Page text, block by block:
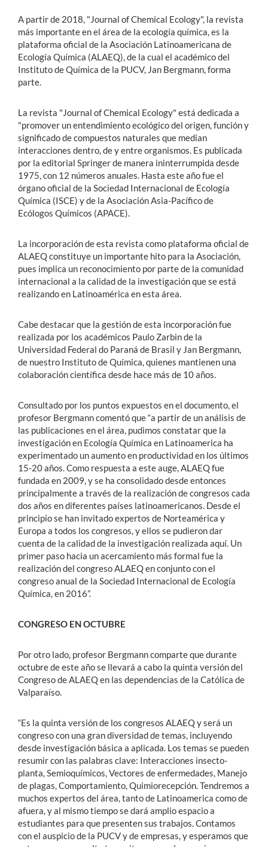
A partir de 2018, "Journal of Chemical Ecology", la revista
más importante en el área de la ecología química, es la
plataforma oficial de la Asociación Latinoamericana de
Ecología Química (ALAEQ), de la cual el académico del
Instituto de Química de la PUCV, Jan Bergmann, forma
parte.
La revista "Journal of Chemical Ecology" está dedicada a
"promover un entendimiento ecológico del origen, función y
significado de compuestos naturales que median
interacciones dentro, de y entre organismos. Es publicada
por la editorial Springer de manera ininterrumpida desde
1975, con 12 números anuales. Hasta este año fue el
órgano oficial de la Sociedad Internacional de Ecología
Química (ISCE) y de la Asociación Asia-Pacífico de
Ecólogos Químicos (APACE).
La incorporación de esta revista como plataforma oficial de
ALAEQ constituye un importante hito para la Asociación,
pues implica un reconocimiento por parte de la comunidad
internacional a la calidad de la investigación que se está
realizando en Latinoamérica en esta área.
Cabe destacar que la gestión de esta incorporación fue
realizada por los académicos Paulo Zarbin de la
Universidad Federal do Paraná de Brasil y Jan Bergmann,
de nuestro Instituto de Química, quienes mantienen una
colaboración científica desde hace más de 10 años.
Consultado por los puntos expuestos en el documento, el
profesor Bergmann comentó que “a partir de un análisis de
las publicaciones en el área, pudimos constatar que la
investigación en Ecología Química en Latinoamerica ha
experimentado un aumento en productividad en los últimos
15-20 años. Como respuesta a este auge, ALAEQ fue
fundada en 2009, y se ha consolidado desde entonces
principalmente a través de la realización de congresos cada
dos años en diferentes países latinoamericanos. Desde el
principio se han invitado expertos de Norteamérica y
Europa a todos los congresos, y ellos se pudieron dar
cuenta de la calidad de la investigación realizada aquí. Un
primer paso hacia un acercamiento más formal fue la
realización del congreso ALAEQ en conjunto con el
congreso anual de la Sociedad Internacional de Ecología
Química, en 2016”.
CONGRESO EN OCTUBRE
Por otro lado, profesor Bergmann comparte que durante
octubre de este año se llevará a cabo la quinta versión del
Congreso de ALAEQ en las dependencias de la Católica de
Valparaíso.
“Es la quinta versión de los congresos ALAEQ y será un
congreso con una gran diversidad de temas, incluyendo
desde investigación básica a aplicada. Los temas se pueden
resumir con las palabras clave: Interacciones insecto-
planta, Semioquímicos, Vectores de enfermedades, Manejo
de plagas, Comportamiento, Quimiorecepción. Tendremos a
muchos expertos del área, tanto de Latinoamerica como de
afuera, y al mismo tiempo se dará amplio espacio a
estudiantes para que presenten sus trabajos. Contamos
con el auspicio de la PUCV y de empresas, y esperamos que